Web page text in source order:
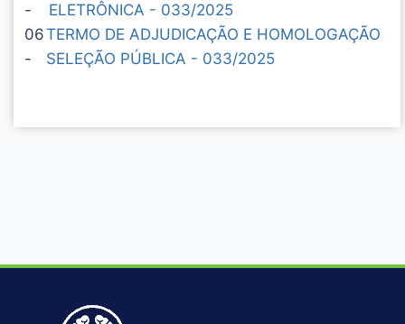
-
ELETRÔNICA - 033/2025
06
-
TERMO DE ADJUDICAÇÃO E HOMOLOGAÇÃO
SELEÇÃO PÚBLICA - 033/2025